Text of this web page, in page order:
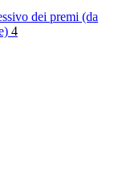
dei premi (da
4